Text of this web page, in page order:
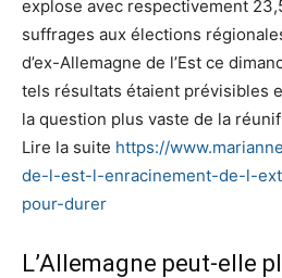
explose avec respectivement
suffrages aux élections
d’ex-Allemagne de l’Est ce
tels résultats étaient prévisibles
la question plus vaste de la
Lire la suite https://
de-l-est-l-enracinement-de-l-
pour-durer
L’Allemagne peut-elle